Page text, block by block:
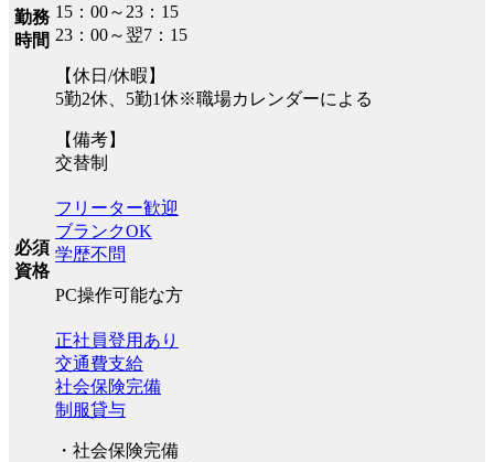
勤務
時間
15：00～23：15
23：00～翌7：15
【休日/休暇】
5勤2休、5勤1休※職場カレンダーによる
【備考】
交替制
必須
資格
フリーター歓迎
ブランクOK
学歴不問
PC操作可能な方
正社員登用あり
交通費支給
社会保険完備
制服貸与
・社会保険完備